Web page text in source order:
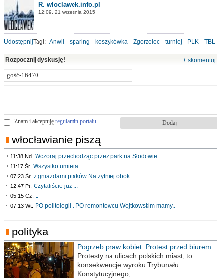
R. wloclawek.info.pl
12:09, 21 września 2015
UdostępnijTagi: Anwil sparing koszykówka Zgorzelec turniej PLK TBL
Rozpocznij dyskusję! + skomentuj
Znam i akceptuję regulamin portalu
włocławianie piszą
11:38 Nd. Wczoraj przechodząc przez park na Słodowie..
11:17 Śr. Wszystko umiera
07:23 Śr. z gniazdami ptaków Na żytniej obok..
12:47 Pt. Czytaliście już :..
05:15 Cz. ..
07:13 Wt. PO politologii . PO remontowcu Wojtkowskim mamy..
polityka
Pogrzeb praw kobiet. Protest przed biurem
poselskim PiS
Protesty na ulicach polskich miast, to
konsekwencje wyroku Trybunału
Konstytucyjnego,..